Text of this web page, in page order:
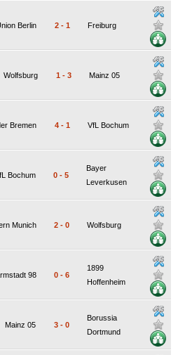
Berlin 2 - 1 Freiburg
Wolfsburg 1 - 3 Mainz 05
Bremen 4 - 1 VfL Bochum
Bochum 0 - 5
Bayer
Leverkusen
Munich 2 - 0 Wolfsburg
98 0 - 6
1899
Hoffenheim
Mainz 05 3 - 0
Borussia
Dortmund